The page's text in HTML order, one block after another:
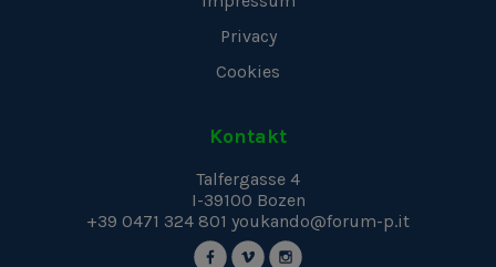
Privacy
Cookies
Kontakt
Talfergasse 4
I-39100 Bozen
+39 0471 324 801 youkando@forum-p.it